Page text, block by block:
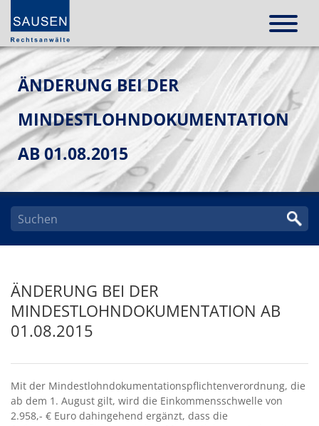
ÄNDERUNG BEI DER
MINDESTLOHNDOKUMENTATION
AB 01.08.2015
ÄNDERUNG BEI DER
MINDESTLOHNDOKUMENTATION AB
01.08.2015
Mit der Mindestlohndokumentationspflichtenverordnung, die
ab dem 1. August gilt, wird die Einkommensschwelle von
2.958,- € Euro dahingehend ergänzt, dass die